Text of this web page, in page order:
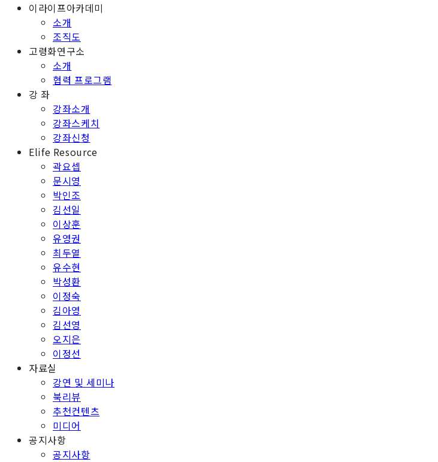
이라이프아카데미
소개
조직도
고령화연구소
소개
협력 프로그램
강 좌
강좌소개
강좌스케치
강좌신청
Elife Resource
곽요셉
문시영
박인조
김선일
이상훈
유영권
최두열
유수현
박성환
이정숙
김아영
김선영
오지은
이정선
자료실
강연 및 세미나
북리뷰
추천컨텐츠
미디어
공지사항
공지사항